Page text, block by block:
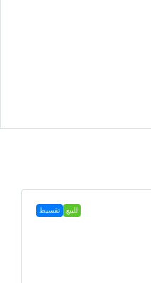
للبيع تقسيط